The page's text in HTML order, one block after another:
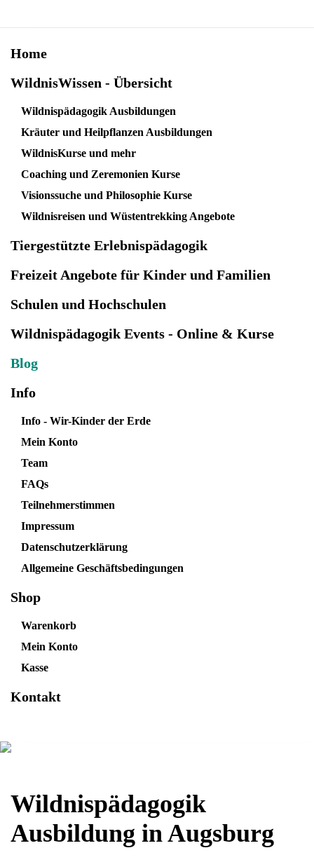
Home
WildnisWissen - Übersicht
Wildnispädagogik Ausbildungen
Kräuter und Heilpflanzen Ausbildungen
WildnisKurse und mehr
Coaching und Zeremonien Kurse
Visionssuche und Philosophie Kurse
Wildnisreisen und Wüstentrekking Angebote
Tiergestützte Erlebnispädagogik
Freizeit Angebote für Kinder und Familien
Schulen und Hochschulen
Wildnispädagogik Events - Online & Kurse
Blog
Info
Info - Wir-Kinder der Erde
Mein Konto
Team
FAQs
Teilnehmerstimmen
Impressum
Datenschutzerklärung
Allgemeine Geschäftsbedingungen
Shop
Warenkorb
Mein Konto
Kasse
Kontakt
Wildnispädagogik
Ausbildung in Augsburg